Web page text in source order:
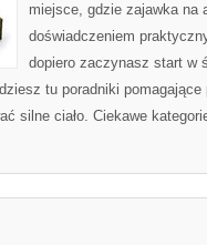
miejsce, gdzie zajawka na
doświadczeniem
dopiero zaczynasz start w
tu poradniki pomagające
silne ciało. Ciekawe